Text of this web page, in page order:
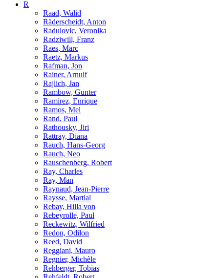
R
Raad, Walid
Räderscheidt, Anton
Radulovic, Veronika
Radziwill, Franz
Raes, Marc
Raetz, Markus
Rafman, Jon
Rainer, Arnulf
Rajlich, Jan
Rambow, Gunter
Ramírez, Enrique
Ramos, Mel
Rand, Paul
Rathousky, Jiri
Rattray, Diana
Rauch, Hans-Georg
Rauch, Neo
Rauschenberg, Robert
Ray, Charles
Ray, Man
Raynaud, Jean-Pierre
Raysse, Martial
Rebay, Hilla von
Rebeyrolle, Paul
Reckewitz, Wilfried
Redon, Odilon
Reed, David
Reggiani, Mauro
Regnier, Michèle
Rehberger, Tobias